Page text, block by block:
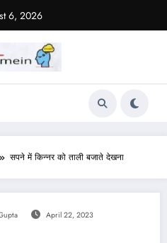
6, 2026
सपने में किन्नर को ताली बजाते देखना
April 22, 2023